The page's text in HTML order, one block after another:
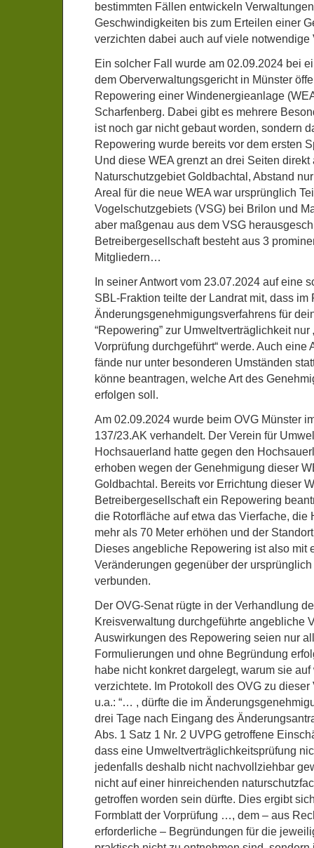
bestimmten Fällen entwickeln
Geschwindigkeiten bis zum Erteilen einer
verzichten dabei auch auf viele notwendige
Ein solcher Fall wurde am 02.09.2024 bei
dem Oberverwaltungsgericht in Münster
Repowering einer Windenergieanlage
Scharfenberg. Dabei gibt es mehrere
ist noch gar nicht gebaut worden, sondern
Repowering wurde bereits vor dem ersten
Und diese WEA grenzt an drei Seiten direkt
Naturschutzgebiet Goldbachtal, Abstand
Areal für die neue WEA war ursprünglich
Vogelschutzgebiets (VSG) bei Brilon und
aber maßgenau aus dem VSG
Betreibergesellschaft besteht aus 3
Mitgliedern…
In seiner Antwort vom 23.07.2024 auf eine
SBL-Fraktion teilte der Landrat mit, dass
Änderungsgenehmigungsverfahrens für
“Repowering” zur Umweltverträglichkeit nur
Vorprüfung durchgeführt“ werde. Auch eine
fände nur unter besonderen Umständen
könne beantragen, welche Art des
erfolgen soll.
Am 02.09.2024 wurde beim OVG Münster
137/23.AK verhandelt. Der Verein für
Hochsauerland hatte gegen den
erhoben wegen der Genehmigung dieser
Goldbachtal. Bereits vor Errichtung dieser
Betreibergesellschaft ein Repowering
die Rotorfläche auf etwa das Vierfache, die
mehr als 70 Meter erhöhen und der
Dieses angebliche Repowering ist also mit
Veränderungen gegenüber der
verbunden.
Der OVG-Senat rügte in der Verhandlung
Kreisverwaltung durchgeführte angebliche
Auswirkungen des Repowering seien nur
Formulierungen und ohne Begründung
habe nicht konkret dargelegt, warum sie
verzichtete. Im Protokoll des OVG zu
u.a.: “… , dürfte die im
drei Tage nach Eingang des
Abs. 1 Satz 1 Nr. 2 UVPG getroffene
dass eine Umweltverträglichkeitsprüfung
jedenfalls deshalb nicht nachvollziehbar
nicht auf einer hinreichenden
getroffen worden sein dürfte. Dies ergibt
Formblatt der Vorprüfung …, dem – aus
erforderliche – Begründungen für die